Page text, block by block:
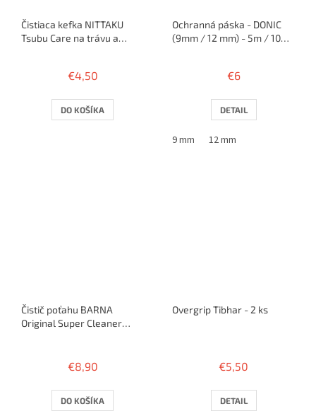
Čistiaca kefka NITTAKU
Tsubu Care na trávu a
€4,50
DO KOŠÍKA
Ochranná páska - DONIC
(9mm / 12 mm) - 5m / 10
€6
DETAIL
9 mm 12 mm
Čistič poťahu BARNA
Original Super Cleaner
produktu
5,0
z
€8,90
DO KOŠÍKA
Overgrip Tibhar - 2 ks
produktu
5,0
z
€5,50
DETAIL